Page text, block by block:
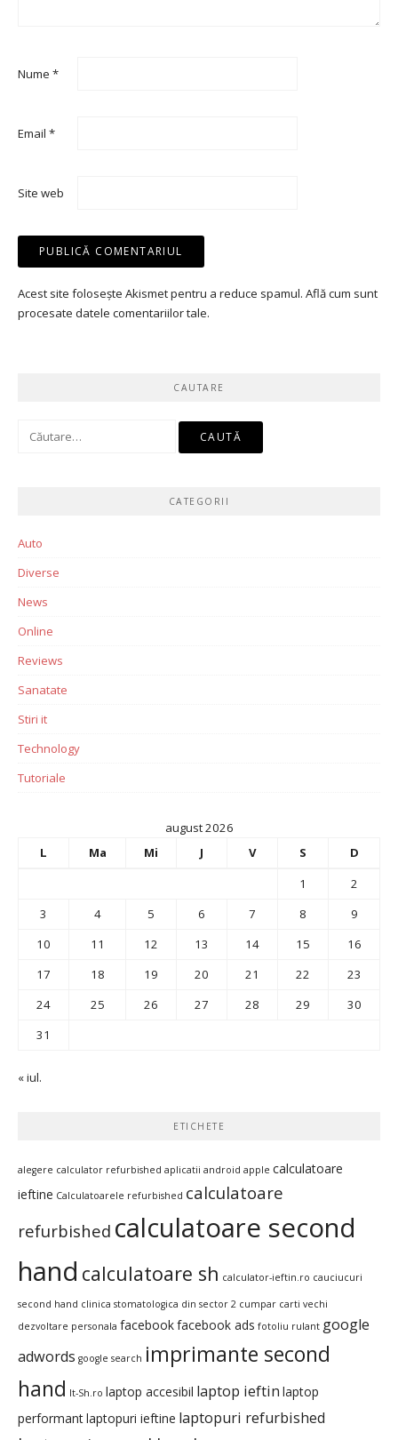
Nume *
Email *
Site web
Acest site folosește Akismet pentru a reduce spamul. Află cum sunt
procesate datele comentariilor tale.
CAUTARE
CATEGORII
Auto
Diverse
News
Online
Reviews
Sanatate
Stiri it
Technology
Tutoriale
august 2026
L
Ma Mi J V S
D
1
2
3
4 5 6 7 8
9
10
11 12 13 14 15
16
17
18 19 20 21 22
23
24
25 26 27 28 29
30
31
« iul.
ETICHETE
alegere calculator refurbished aplicatii android apple calculatoare
ieftine Calculatoarele refurbished calculatoare
refurbished calculatoare second
hand calculatoare sh calculator-ieftin.ro cauciucuri
second hand clinica stomatologica din sector 2 cumpar carti vechi
dezvoltare personala facebookfacebook ads fotoliu rulant google
adwords google search imprimante second
hand It-Sh.ro laptop accesibil laptop ieftin laptop
performantlaptopuri ieftine laptopuri refurbished